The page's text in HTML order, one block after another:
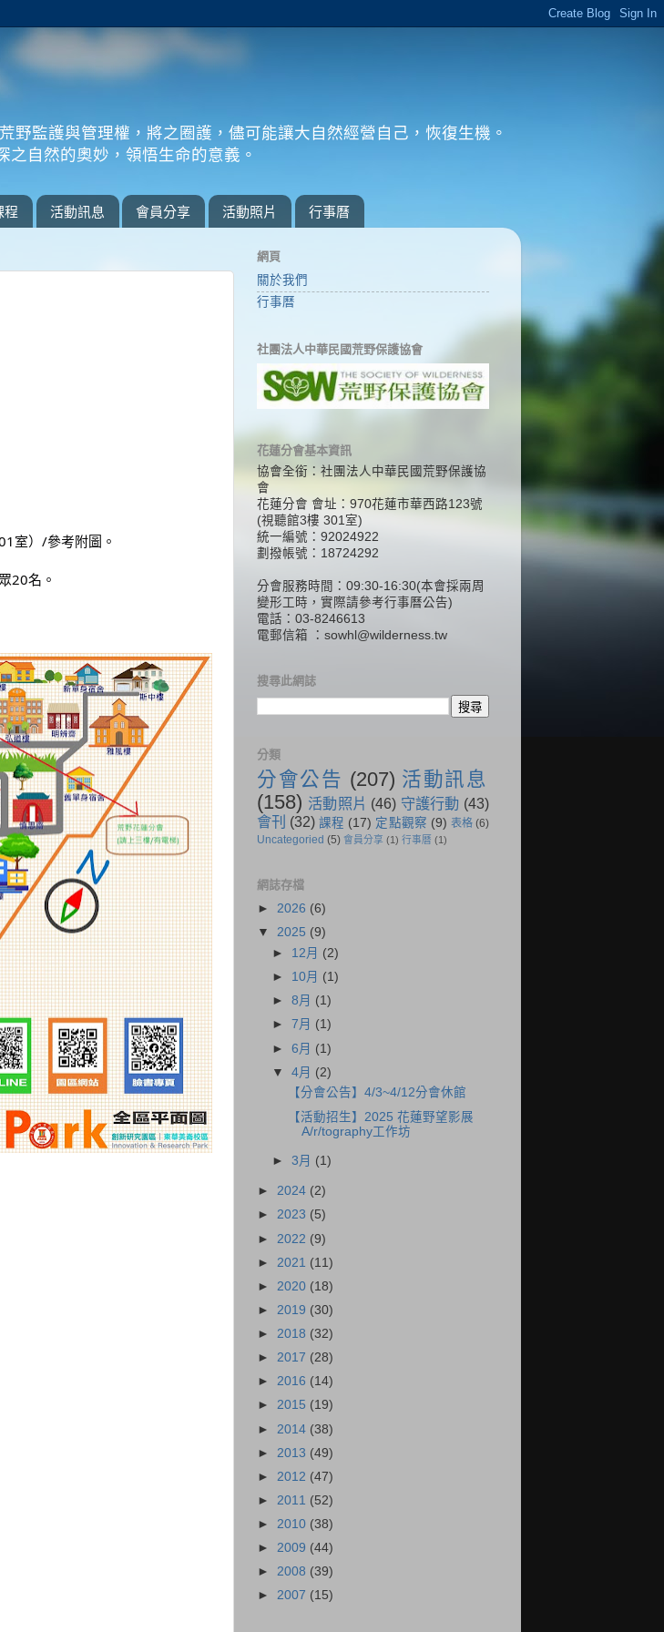
監護與管理權，將之圈護，儘可能讓大自然經營自己，恢復生機。
自然的奧妙，領悟生命的意義。
程 活動訊息 會員分享 活動照片 行事曆
室）/參考附圖。
20名。
網頁
關於我們
行事曆
社團法人中華民國荒野保護協會
花蓮分會基本資訊
協會全銜：社團法人中華民國荒野保護協
會
花蓮分會 會址：970花蓮市華西路123號
(視聽館3樓 301室)
統一編號：92024922
劃撥帳號：18724292
分會服務時間：09:30-16:30(本會採兩周
變形工時，實際請參考行事曆公告)
電話：03-8246613
電郵信箱 ： sowhl@wilderness.tw
搜尋此網誌
分類
分會公告 (207) 活動訊息
(158) 活動照片 (46) 守護行動 (43)
會刊 (32) 課程 (17) 定點觀察 (9) 表格 (6)
Uncategoried (5) 會員分享 (1) 行事曆 (1)
網誌存檔
► 2026 (6)
▼ 2025 (9)
► 12月 (2)
► 10月 (1)
►8月 (1)
►7月 (1)
►6月 (1)
▼4月 (2)
【分會公告】4/3~4/12分會休館
【活動招生】2025 花蓮野望影展
A/r/tography工作坊
►3月 (1)
► 2024 (2)
► 2023 (5)
► 2022 (9)
► 2021 (11)
► 2020 (18)
► 2019 (30)
► 2018 (32)
► 2017 (28)
► 2016 (14)
► 2015 (19)
► 2014 (38)
► 2013 (49)
► 2012 (47)
► 2011 (52)
► 2010 (38)
► 2009 (44)
► 2008 (39)
► 2007 (15)